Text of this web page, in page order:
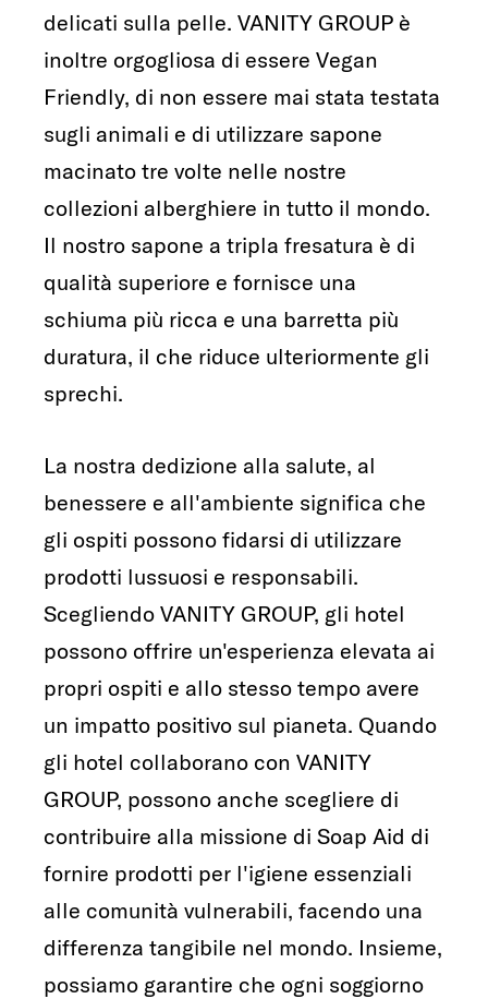
delicati sulla pelle. VANITY GROUP è
inoltre orgogliosa di essere Vegan
Friendly, di non essere mai stata testata
sugli animali e di utilizzare sapone
macinato tre volte nelle nostre
collezioni alberghiere in tutto il mondo.
Il nostro sapone a tripla fresatura è di
qualità superiore e fornisce una
schiuma più ricca e una barretta più
duratura, il che riduce ulteriormente gli
sprechi.
La nostra dedizione alla salute, al
benessere e all'ambiente significa che
gli ospiti possono fidarsi di utilizzare
prodotti lussuosi e responsabili.
Scegliendo VANITY GROUP, gli hotel
possono offrire un'esperienza elevata ai
propri ospiti e allo stesso tempo avere
un impatto positivo sul pianeta. Quando
gli hotel collaborano con VANITY
GROUP, possono anche scegliere di
contribuire alla missione di Soap Aid di
fornire prodotti per l'igiene essenziali
alle comunità vulnerabili, facendo una
differenza tangibile nel mondo. Insieme,
possiamo garantire che ogni soggiorno